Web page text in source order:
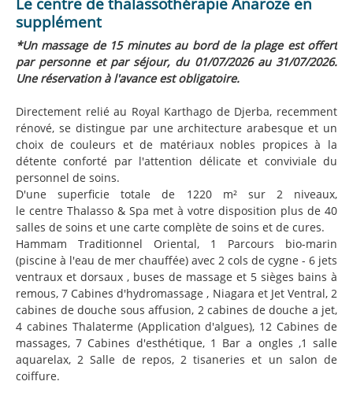
supplément
*Un massage de 15 minutes au bord de la plage est offert
par personne et par séjour, du 01/07/2026 au 31/07/2026.
Une réservation à l'avance est obligatoire.
Directement relié au Royal Karthago de Djerba, recemment
rénové, se distingue par une architecture arabesque et un
choix de couleurs et de matériaux nobles propices à la
détente conforté par l'attention délicate et conviviale du
personnel de soins.
D'une superficie totale de 1220 m² sur 2 niveaux,
le centre Thalasso & Spa met à votre disposition plus de 40
salles de soins et une carte complète de soins et de cures.
Hammam Traditionnel Oriental, 1 Parcours bio-marin
(piscine à l'eau de mer chauffée) avec 2 cols de cygne - 6 jets
ventraux et dorsaux , buses de massage et 5 sièges bains à
remous, 7 Cabines d'hydromassage , Niagara et Jet Ventral, 2
cabines de douche sous affusion, 2 cabines de douche a jet,
4 cabines Thalaterme (Application d'algues), 12 Cabines de
massages, 7 Cabines d'esthétique, 1 Bar a ongles ,1 salle
aquarelax, 2 Salle de repos, 2 tisaneries et un salon de
coiffure.